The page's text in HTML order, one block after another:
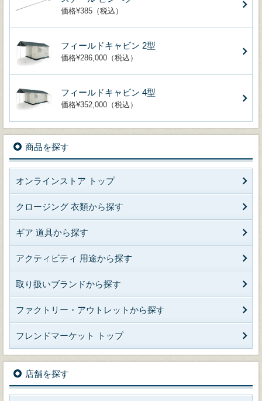
価格¥385（税込）
フィールドキャビン 2型
価格¥286,000（税込）
フィールドキャビン 4型
価格¥352,000（税込）
商品を探す
オンラインストア トップ
クロージング 衣類から探す
ギア 道具から探す
アクティビティ 用途から探す
取り扱いブランドから探す
ファクトリー・アウトレットから探す
フレンドマーケット トップ
店舗を探す